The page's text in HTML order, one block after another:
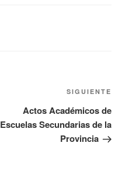
SIGUIENTE
Actos Académicos de
Escuelas Secundarias de la
Provincia